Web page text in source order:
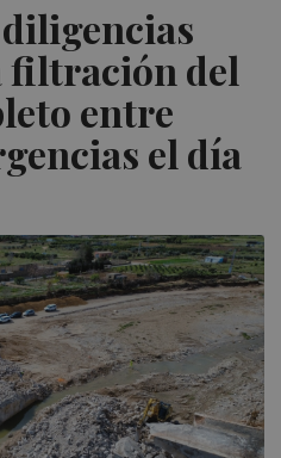
filtración del
entre
el día